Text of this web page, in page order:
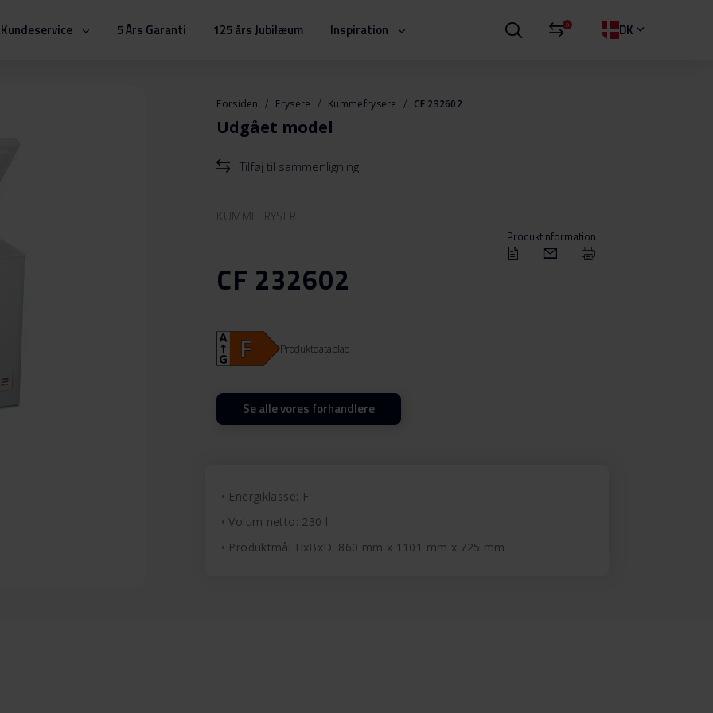
Kundeservice 5 Års Garanti 125 års Jubilæum Inspiration 0 DK
Forsiden Frysere Kummefrysere CF 232602
Udgået model
Tilføj til sammenligning
KUMMEFRYSERE
Produktinformation
CF 232602
Produktdatablad
Se alle vores forhandlere
Energiklasse: F
Volum netto: 230 l
Produktmål HxBxD: 860 mm x 1101 mm x 725 mm